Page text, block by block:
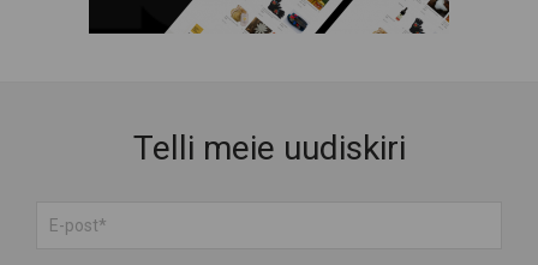
Telli meie uudiskiri